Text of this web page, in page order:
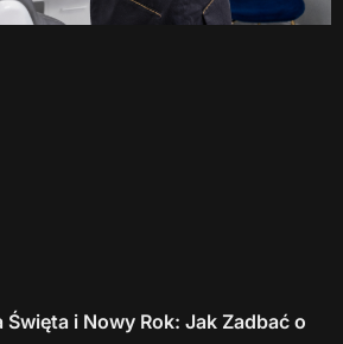
i Nowy Rok: Jak Zadbać o